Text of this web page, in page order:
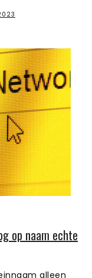
op naam echte
alleen